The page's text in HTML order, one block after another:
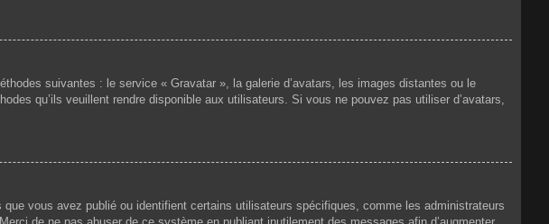
suivantes : le service « Gravatar », la galerie d’avatars, les images distantes ou le
qu’ils veuillent rendre disponible aux utilisateurs. Si vous ne pouvez pas utiliser d’avatars,
vous avez publié ou identifient certains utilisateurs spécifiques, comme les administrateurs